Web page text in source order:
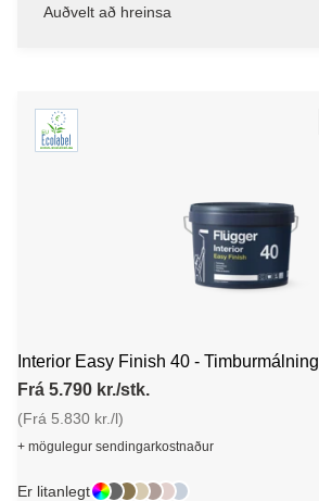
Auðvelt að hreinsa
Interior Easy Finish 40 - Timburmálning
Frá 5.790 kr./stk.
(Frá 5.830 kr./l)
+ mögulegur sendingarkostnaður
Er litanlegt